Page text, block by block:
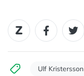
Ulf Kristersson